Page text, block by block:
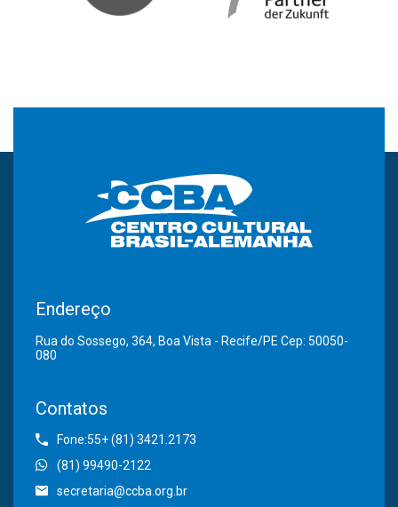
Endereço
Rua do Sossego, 364, Boa Vista - Recife/PE Cep: 50050-
080
Contatos
Fone:55+ (81) 3421.2173
(81) 99490-2122
secretaria@ccba.org.br